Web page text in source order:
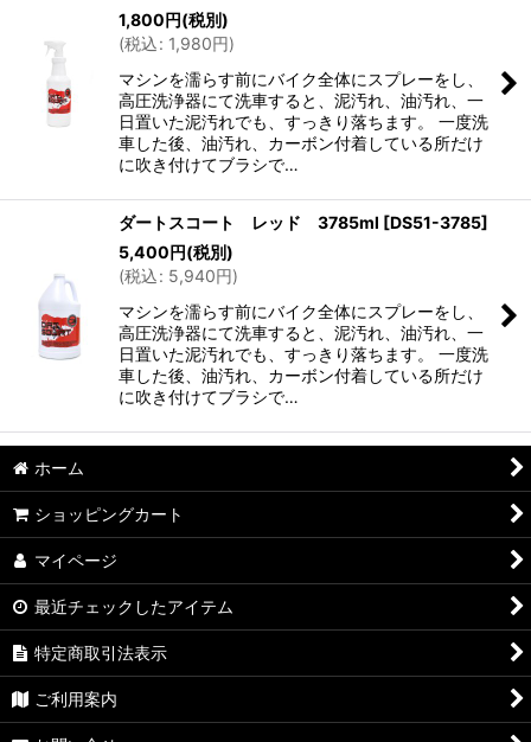
1,800円(税別)
(税込: 1,980円)
マシンを濡らす前にバイク全体にスプレーをし、
高圧洗浄器にて洗車すると、泥汚れ、油汚れ、一
日置いた泥汚れでも、すっきり落ちます。 一度洗
車した後、油汚れ、カーボン付着している所だけ
に吹き付けてブラシで…
ダートスコート レッド 3785ml [DS51-3785]
5,400円(税別)
(税込: 5,940円)
マシンを濡らす前にバイク全体にスプレーをし、
高圧洗浄器にて洗車すると、泥汚れ、油汚れ、一
日置いた泥汚れでも、すっきり落ちます。 一度洗
車した後、油汚れ、カーボン付着している所だけ
に吹き付けてブラシで…
ホーム
ショッピングカート
マイページ
最近チェックしたアイテム
特定商取引法表示
ご利用案内